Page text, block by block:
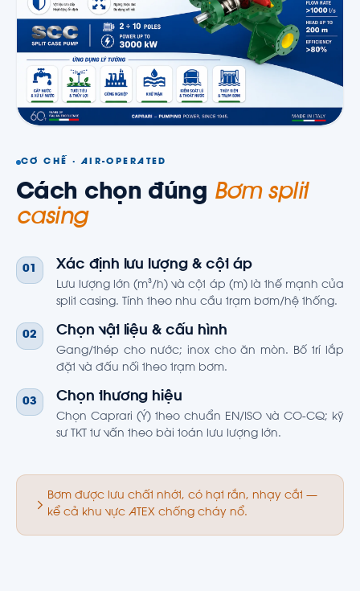
CƠ CHẾ · AIR-OPERATED
Cách chọn đúng Bơm split
casing
01 Xác định lưu lượng & cột áp
Lưu lượng lớn (m³/h) và cột áp (m) là thế mạnh của
split casing. Tính theo nhu cầu trạm bơm/hệ thống.
02 Chọn vật liệu & cấu hình
Gang/thép cho nước; inox cho ăn mòn. Bố trí lắp
đặt và đấu nối theo trạm bơm.
03 Chọn thương hiệu
Chọn Caprari (Ý) theo chuẩn EN/ISO và CO-CQ; kỹ
sư TKT tư vấn theo bài toán lưu lượng lớn.
Bơm được lưu chất nhớt, có hạt rắn, nhạy cắt —
kể cả khu vực ATEX chống cháy nổ.